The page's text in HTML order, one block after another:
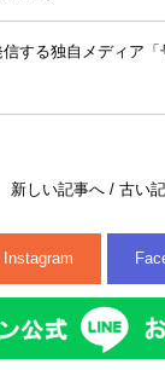
する独自メディア
新しい記事へ/ 古い
Instagram